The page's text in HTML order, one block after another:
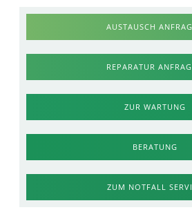
AUSTAUSCH
REPARATUR
ZUR WARTUNG
BERATUNG
ZUM NOTFALL